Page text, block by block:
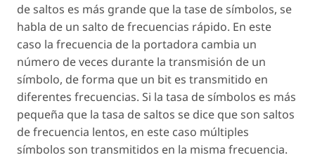
de saltos es más grande que la tase de símbolos, se
habla de un salto de frecuencias rápido. En este
caso la frecuencia de la portadora cambia un
número de veces durante la transmisión de un
símbolo, de forma que un bit es transmitido en
diferentes frecuencias. Si la tasa de símbolos es más
pequeña que la tasa de saltos se dice que son saltos
de frecuencia lentos, en este caso múltiples
símbolos son transmitidos en la misma frecuencia.